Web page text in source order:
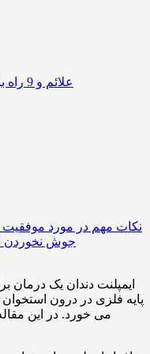
نکات مهم در مورد
جوش نخوردن
ایمپلنت دندان یک درمان
پایه فلزی در درون
می خورد. در این